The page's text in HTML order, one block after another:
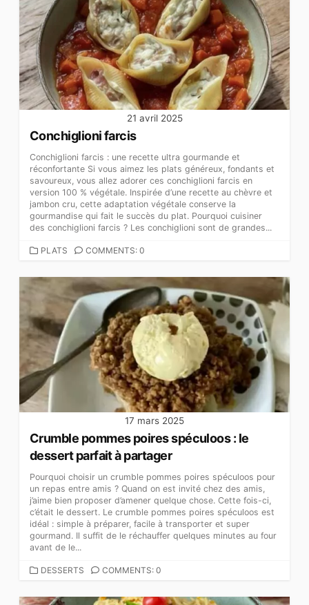
21 avril 2025
Conchiglioni farcis
Conchiglioni farcis : une recette ultra gourmande et
réconfortante Si vous aimez les plats généreux, fondants et
savoureux, vous allez adorer ces conchiglioni farcis en
version 100 % végétale. Inspirée d’une recette au chèvre et
jambon cru, cette adaptation végétale conserve la
gourmandise qui fait le succès du plat. Pourquoi cuisiner
des conchiglioni farcis ? Les conchiglioni sont de grandes...
CATEGORIES
PLATS COMMENTS: 0
17 mars 2025
Crumble pommes poires spéculoos : le
dessert parfait à partager
Pourquoi choisir un crumble pommes poires spéculoos pour
un repas entre amis ? Quand on est invité chez des amis,
j’aime bien proposer d’amener quelque chose. Cette fois-ci,
c’était le dessert. Le crumble pommes poires spéculoos est
idéal : simple à préparer, facile à transporter et super
gourmand. Il suffit de le réchauffer quelques minutes au four
avant de le...
CATEGORIES
DESSERTS COMMENTS: 0